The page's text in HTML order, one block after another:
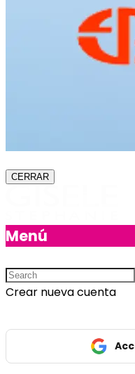
CERRAR
Menú
Crear nueva cuenta